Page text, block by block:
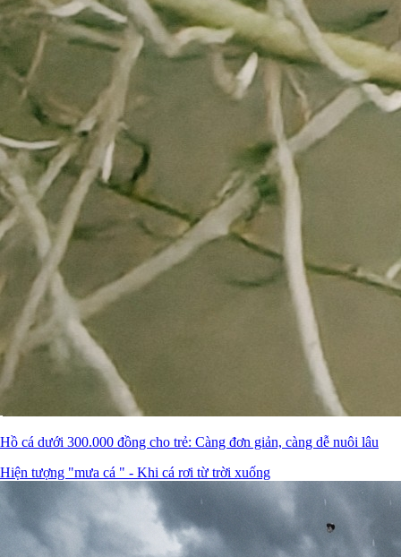
Hồ cá dưới 300.000 đồng cho trẻ: Càng đơn giản, càng dễ nuôi lâu
Hiện tượng "mưa cá " - Khi cá rơi từ trời xuống